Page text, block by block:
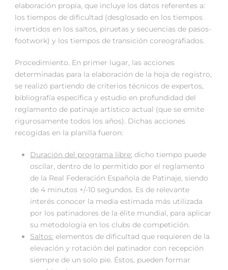
elaboración propia, que incluye los datos referentes a:
los tiempos de dificultad (desglosado en los tiempos
invertidos en los saltos, piruetas y secuencias de pasos-
footwork) y los tiempos de transición coreografiados.
Procedimiento. En primer lugar, las acciones
determinadas para la elaboración de la hoja de registro,
se realizó partiendo de criterios técnicos de expertos,
bibliografía específica y estudio en profundidad del
reglamento de patinaje artístico actual (que se emite
rigurosamente todos los años). Dichas acciones
recogidas en la planilla fueron:
Duración del programa libre: dicho tiempo puede
oscilar, dentro de lo permitido por el reglamento
de la Real Federación Española de Patinaje, siendo
de 4 minutos +/-10 segundos. Es de relevante
interés conocer la media estimada más utilizada
por los patinadores de la élite mundial, para aplicar
su metodología en los clubs de competición.
Saltos: elementos de dificultad que requieren de la
elevación y rotación del patinador con recepción
siempre de un solo pie. Éstos, pueden formar